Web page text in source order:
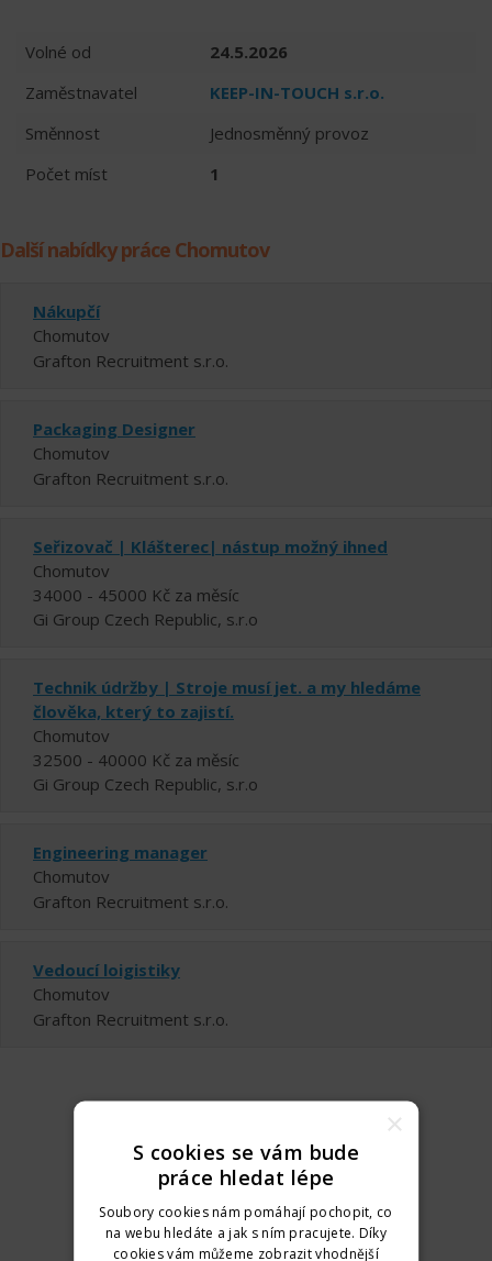
Volné od
24.5.2026
Zaměstnavatel
KEEP-IN-TOUCH s.r.o.
Směnnost
Jednosměnný provoz
Počet míst
1
Další nabídky práce Chomutov
Nákupčí
Chomutov
Grafton Recruitment s.r.o.
Packaging Designer
Chomutov
Grafton Recruitment s.r.o.
Seřizovač | Klášterec| nástup možný ihned
Chomutov
34000 - 45000 Kč za měsíc
Gi Group Czech Republic, s.r.o
Technik údržby | Stroje musí jet. a my hledáme
člověka, který to zajistí.
Chomutov
32500 - 40000 Kč za měsíc
Gi Group Czech Republic, s.r.o
Engineering manager
Chomutov
Grafton Recruitment s.r.o.
Vedoucí loigistiky
Chomutov
Grafton Recruitment s.r.o.
×
S cookies se vám bude
práce hledat lépe
Soubory cookies nám pomáhají pochopit, co
na webu hledáte a jak s ním pracujete. Díky
cookies vám můžeme zobrazit vhodnější